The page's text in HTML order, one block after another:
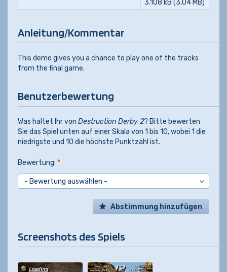
3.108 kB (3,04 MB)
Anleitung/Kommentar
This demo gives you a chance to play one of the tracks
from the final game.
Benutzerbewertung
Was haltet Ihr von Destruction Derby 2? Bitte bewerten
Sie das Spiel unten auf einer Skala von 1 bis 10, wobei 1 die
niedrigste und 10 die höchste Punktzahl ist.
Bewertung: *
Abstimmung hinzufügen
Screenshots des Spiels